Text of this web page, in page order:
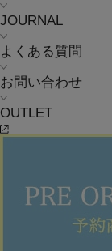
JOURNAL
よくある質問
お問い合わせ
OUTLET